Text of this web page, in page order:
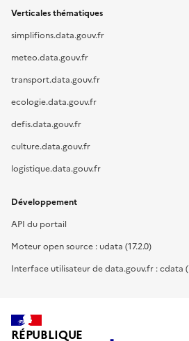
Verticales thématiques
simplifions.data.gouv.fr
meteo.data.gouv.fr
transport.data.gouv.fr
ecologie.data.gouv.fr
defis.data.gouv.fr
culture.data.gouv.fr
logistique.data.gouv.fr
Développement
API du portail
Moteur open source : udata (17.2.0)
Interface utilisateur de data.gouv.fr : cdata
RÉPUBLIQUE